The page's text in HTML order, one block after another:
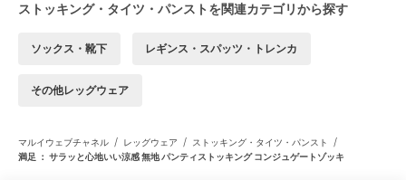
ストッキング・タイツ・パンストを関連カテゴリから探す
ソックス・靴下 レギンス・スパッツ・トレンカ
その他レッグウェア
マルイウェブチャネル / レッグウェア / ストッキング・タイツ・パンスト /
満足 ： サラッと心地いい涼感 無地 パンティストッキング コンジュゲートゾッキ